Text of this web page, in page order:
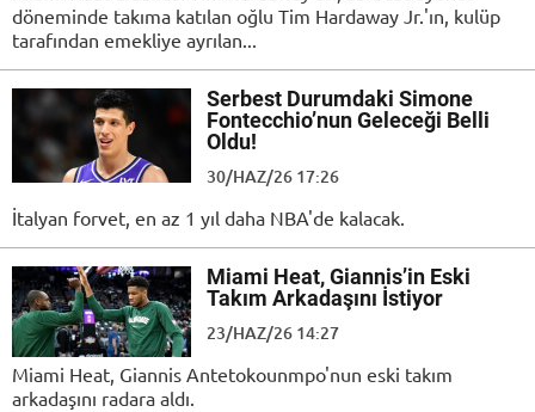
döneminde takıma katılan oğlu Tim Hardaway Jr.'ın, kulüp
tarafından emekliye ayrılan...
Serbest Durumdaki Simone
Fontecchio’nun Geleceği Belli
Oldu!
30/HAZ/26 17:26
İtalyan forvet, en az 1 yıl daha NBA'de kalacak.
Miami Heat, Giannis’in Eski
Takım Arkadaşını İstiyor
23/HAZ/26 14:27
Miami Heat, Giannis Antetokounmpo'nun eski takım
arkadaşını radara aldı.